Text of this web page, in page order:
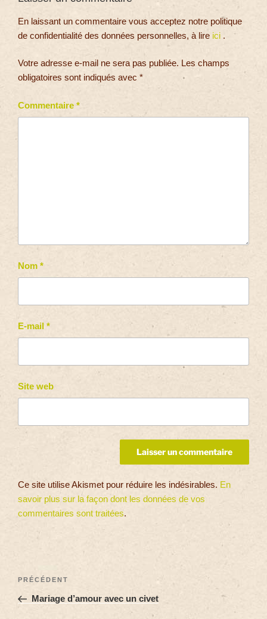
En laissant un commentaire vous acceptez notre politique
de confidentialité des données personnelles, à lire ici .
Votre adresse e-mail ne sera pas publiée. Les champs
obligatoires sont indiqués avec *
Commentaire *
Nom *
E-mail *
Site web
Ce site utilise Akismet pour réduire les indésirables. En
savoir plus sur la façon dont les données de vos
commentaires sont traitées.
PRÉCÉDENT
Mariage d’amour avec un civet